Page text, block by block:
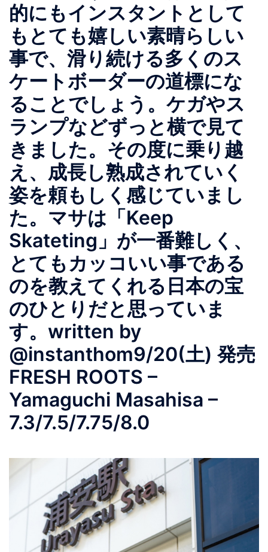
的にもインスタントとして
もとても嬉しい素晴らしい
事で、滑り続ける多くのス
ケートボーダーの道標にな
ることでしょう。ケガやス
ランプなどずっと横で見て
きました。その度に乗り越
え、成長し熟成されていく
姿を頼もしく感じていまし
た。マサは「Keep
Skateting」が一番難しく、
とてもカッコいい事である
のを教えてくれる日本の宝
のひとりだと思っていま
す。written by
@instanthom9/20(土) 発売
FRESH ROOTS –
Yamaguchi Masahisa –
7.3/7.5/7.75/8.0